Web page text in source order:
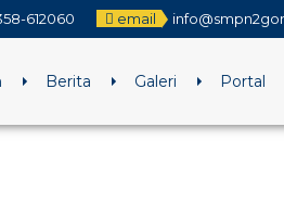
612060 email
Berita Galeri Portal